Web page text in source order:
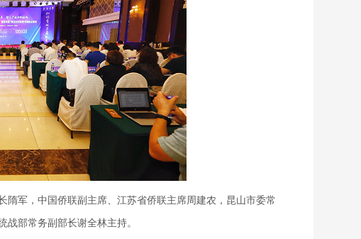
军，中国侨联副主席、江苏省侨联主席周建农，昆山市委常
部常务副部长谢全林主持。